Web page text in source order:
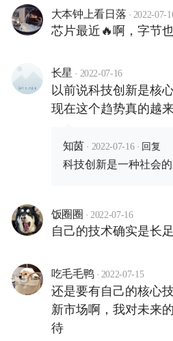
大本钟上看日落 · 2022-07-
芯片最近🔥啊，字节
长星 · 2022-07-16
以前说科技创新是核
现在这个趋势真的越
知茵 · 2022-07-16 · 回复
科技创新是一种社会
饭圈圈 · 2022-07-16
自己的技术确实是长
吃毛毛鸭 · 2022-07-15
还是要有自己的核心
新市场啊，我对未来
待